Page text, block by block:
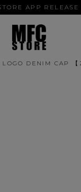
APP RELEASE
DENIM CAP 【